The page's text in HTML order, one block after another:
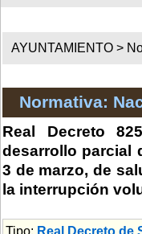
AYUNTAMIENTO >
Normativa:
Real Decreto
desarrollo parcial
3 de marzo, de
la interrupción
Tipo: Real Decreto de